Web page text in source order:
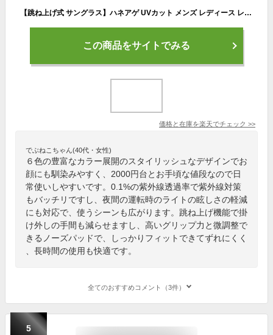
【跳ね上げ式 サングラス】ハネアゲ UVカット メンズ レディース レジャー 夜間 運転 ナイトドライブ 釣り 作業 保護 まぶしさ軽減 ドライビンググラス FLS01-1 FLS01-2/ポリカーボネイトレンズ FLS01-3 FLS01-4/偏光レンズ FLS01-5 FLS01-6【楽ギフ_包装選択】オプチカル
この商品をサイトでみる
価格と在庫を楽天でチェック >>
でぶねこちゃん(40代・女性)
６色の豊富なカラー展開のスタイリッシュなデザインでお
顔にも馴染みやすく、2000円台とお手頃な値段なので日
常使いしやすいです。0.1%の紫外線透過率で紫外線対策
もバッチリですし、夜間の運転時のライトの眩しさの軽減
にも対応で、使うシーンも広がります。跳ね上げ機能で掛
け外しの手間も減らせますし、高いグリップ力と微調整で
きるノーズパッドで、しっかりフィットできてずれにくく
、長時間の使用も快適です。
全てのおすすめコメント（3件）
5